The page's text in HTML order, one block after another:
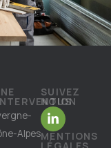
Alpes
SUIVEZ
NOUS
MENTIONS
LÉGALES